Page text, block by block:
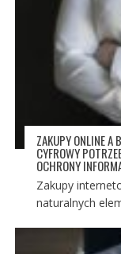
ZAKUPY ONLINE A
CYFROWY
OCHRONY
Zakupy
naturalnych